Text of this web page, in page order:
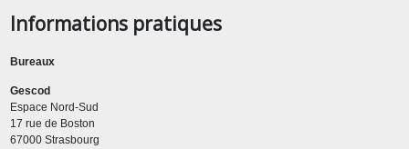
Informations pratiques
Bureaux
Gescod
Espace Nord-Sud
17 rue de Boston
67000 Strasbourg